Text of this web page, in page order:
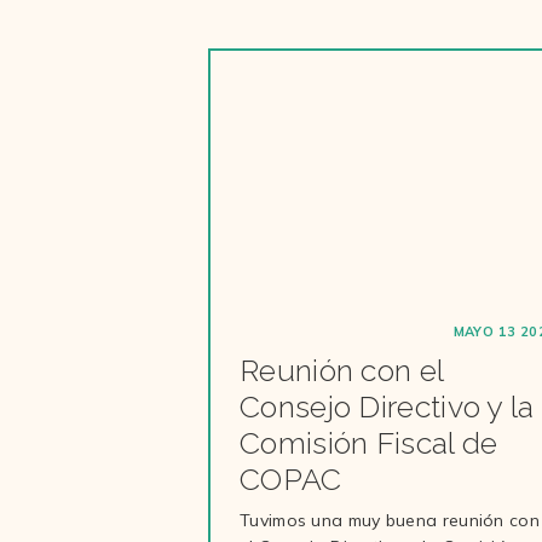
MAYO 13
Reunión con el
Consejo Directivo y la
Comisión Fiscal de
COPAC
Tuvimos una muy buena reunión con